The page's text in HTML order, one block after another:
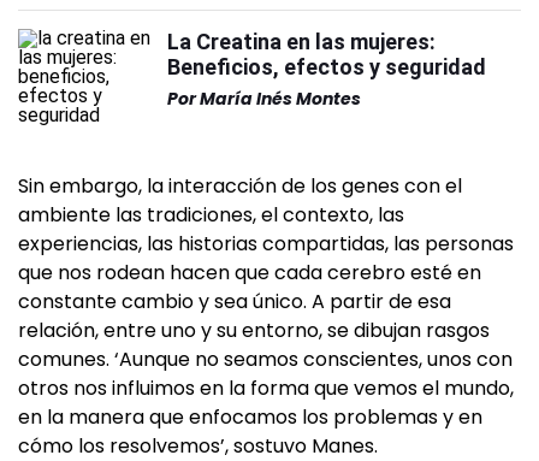
La Creatina en las mujeres:
Beneficios, efectos y seguridad
PorMaría Inés Montes
Sin embargo, la interacción de los genes con el
ambiente las tradiciones, el contexto, las
experiencias, las historias compartidas, las personas
que nos rodean hacen que cada cerebro esté en
constante cambio y sea único. A partir de esa
relación, entre uno y su entorno, se dibujan rasgos
comunes. ‘Aunque no seamos conscientes, unos con
otros nos influimos en la forma que vemos el mundo,
en la manera que enfocamos los problemas y en
cómo los resolvemos’, sostuvo Manes.